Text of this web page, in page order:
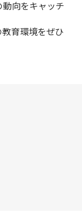
向をキャッチ
育環境をぜひ